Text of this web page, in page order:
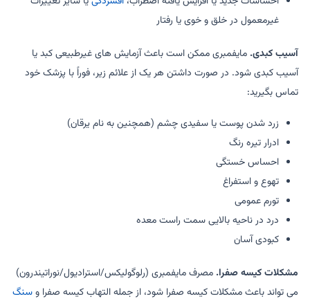
غیرمعمول در خلق و خوی یا رفتار
آسیب کبدی. مایفمبری ممکن است باعث آزمایش های غیرطبیعی کبد یا
آسیب کبدی شود. در صورت داشتن هر یک از علائم زیر، فوراً با پزشک خود
تماس بگیرید:
زرد شدن پوست یا سفیدی چشم (همچنین به نام یرقان)
ادرار تیره رنگ
احساس خستگی
تهوع و استفراغ
تورم عمومی
درد در ناحیه بالایی سمت راست معده
کبودی آسان
مشکلات کیسه صفرا. مصرف مایفمبری (رلوگولیکس/استرادیول/نوراتیندرون)
می تواند باعث مشکلات کیسه صفرا شود، از جمله التهاب کیسه صفرا وسنگ